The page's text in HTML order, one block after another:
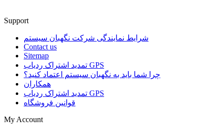
Support
شرایط نمایندگی شرکت نگهبان سیستم
Contact us
Sitemap
تمدید اشتراک ردیاب GPS
چرا شما باید به نگهبان سیستم اعتماد کنید؟
همکاران
تمدید اشتراک ردیاب GPS
قوانین فروشگاه
My Account